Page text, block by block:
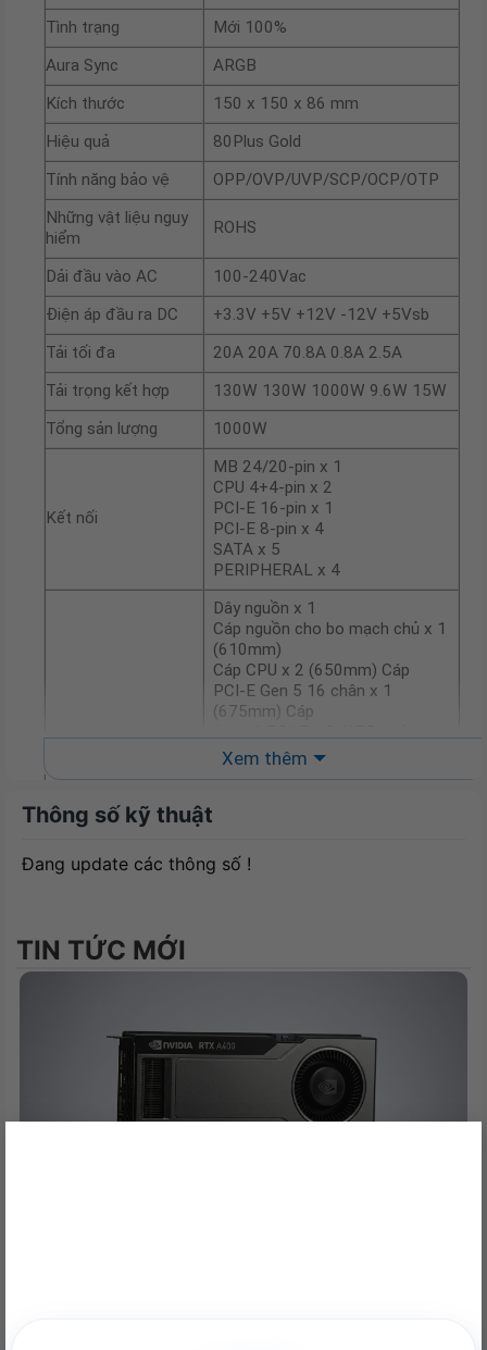
Tình trạng
Mới 100%
Aura Sync
ARGB
Kích thước
150 x 150 x 86 mm
Hiệu quả
80Plus Gold
Tính năng bảo vệ
OPP/OVP/UVP/SCP/OCP/OTP
Những vật liệu nguy
hiểm
ROHS
Dải đầu vào AC
100-240Vac
Điện áp đầu ra DC
+3.3V +5V +12V -12V +5Vsb
Tải tối đa
20A 20A 70.8A 0.8A 2.5A
Tải trọng kết hợp
130W 130W 1000W 9.6W 15W
Tổng sản lượng
1000W
Kết nối
MB 24/20-pin x 1
CPU 4+4-pin x 2
PCI-E 16-pin x 1
PCI-E 8-pin x 4
SATA x 5
PERIPHERAL x 4
Dây nguồn x 1
Cáp nguồn cho bo mạch chủ x 1
(610mm)
Cáp CPU x 2 (650mm) Cáp
PCI-E Gen 5 16 chân x 1
(675mm) Cáp
PCI-E Cáp 1 đến 2 x 1 (675mm)
120 + 120mm)
Cáp ngoại vi 1 đến 4 x 1 (400 +
Trọng lượng
Xem thêm
Thông số kỹ thuật
Đang update các thông số !
TIN TỨC MỚI